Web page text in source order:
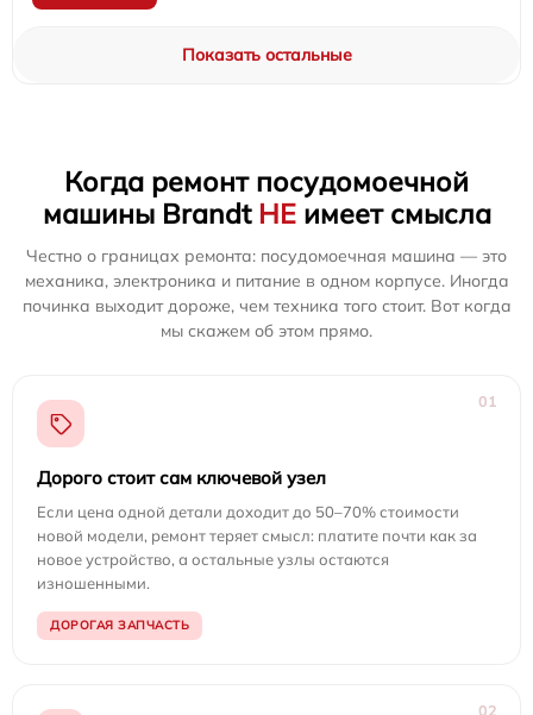
Показать остальные
Когда ремонт посудомоечной
машины Brandt НЕимеет смысла
Честно о границах ремонта: посудомоечная машина — это
механика, электроника и питание в одном корпусе. Иногда
починка выходит дороже, чем техника того стоит. Вот когда
мы скажем об этом прямо.
01
Дорого стоит сам ключевой узел
Если цена одной детали доходит до 50–70% стоимости
новой модели, ремонт теряет смысл: платите почти как за
новое устройство, а остальные узлы остаются
изношенными.
ДОРОГАЯ ЗАПЧАСТЬ
02